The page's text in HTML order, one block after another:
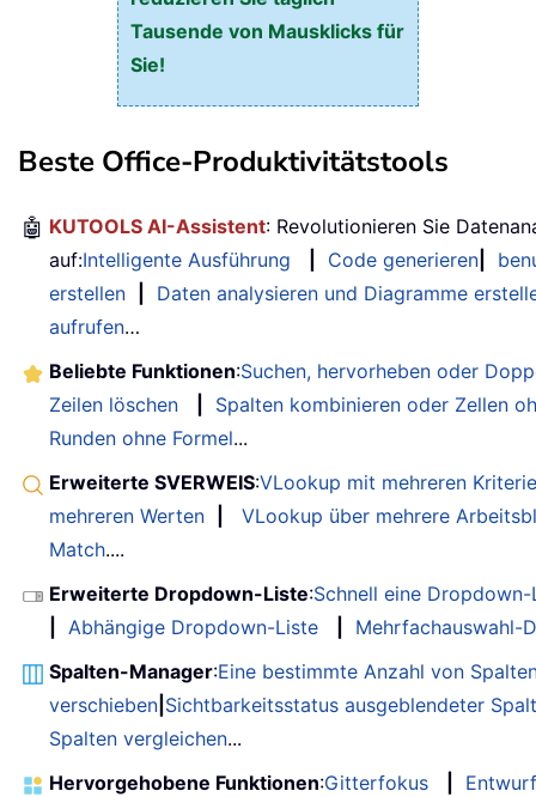
Tausende von Mausklicks für
Sie!
Beste Office-Produktivitätstools
🤖 KUTOOLS AI-Assistent: Revolutionieren Sie
auf:Intelligente Ausführung Code generieren
erstellen
Daten analysieren und Diagramme
aufrufen…
Beliebte Funktionen:Suchen, hervorheben oder
Zeilen löschen
Spalten kombinieren oder Zellen
Runden ohne Formel...
Erweiterte SVERWEIS:VLookup mit mehreren
mehreren Werten
VLookup über mehrere
Match....
Erweiterte Dropdown-Liste:Schnell eine
Abhängige Dropdown-Liste
Mehrfachauswahl-
Spalten-Manager:Eine bestimmte Anzahl von
verschieben Sichtbarkeitsstatus ausgeblendeter
Spalten vergleichen...
Hervorgehobene Funktionen:Gitterfokus
Entwurf